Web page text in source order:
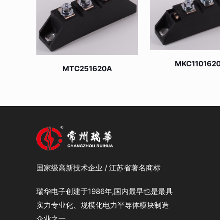
MTC251620A
国家级高新技术企业 / 江苏省著名商标
瑞华电子创建于1986年,国内最早也是最具
实力专业化、规模化电力半导体模块制造